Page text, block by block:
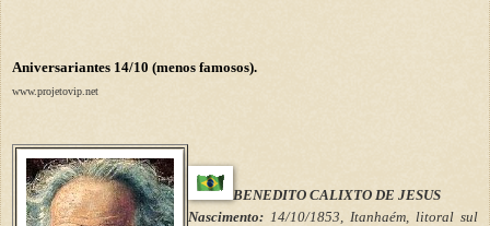
Aniversariantes 14/10 (menos famosos).
www.projetovip.net
BENEDITO CALIXTO DE JESUS
Nascimento: 14/10/1853, Itanhaém, litoral sul